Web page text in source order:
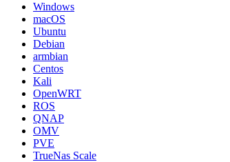
Windows
macOS
Ubuntu
Debian
armbian
Centos
Kali
OpenWRT
ROS
QNAP
OMV
PVE
TrueNas Scale